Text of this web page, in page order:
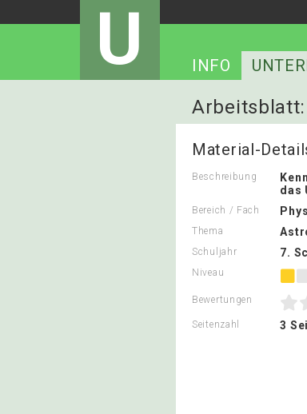
U INFO
Material-
Beschreibung
das
Bereich / Fach
Thema
Schuljahr 7.
Niveau
Bewertungen
Seitenzahl 3